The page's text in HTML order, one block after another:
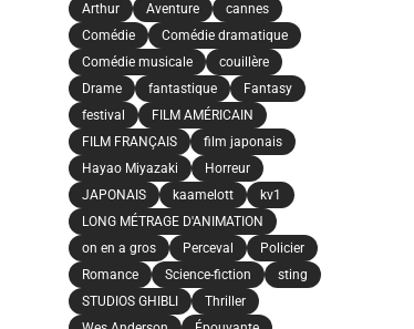
Arthur
Aventure
cannes
Comédie
Comédie dramatique
Comédie musicale
couillère
Drame
fantastique
Fantasy
festival
FILM AMÉRICAIN
FILM FRANÇAIS
film japonais
Hayao Miyazaki
Horreur
JAPONAIS
kaamelott
kv1
LONG MÉTRAGE D'ANIMATION
on en a gros
Perceval
Policier
Romance
Science-fiction
sting
STUDIOS GHIBLI
Thriller